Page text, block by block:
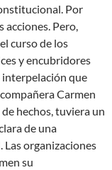
Por
acciones. Pero,
curso de los
y encubridores
que
Carmen
hechos, tuviera un
de una
organizaciones
su